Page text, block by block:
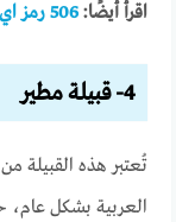
اقرأ أيضًا:506 رمز اي قبيلة وما أصلها؟
4- قبيلة مطير
تُعتبر هذه القبيلة
العربية بشكل عام،